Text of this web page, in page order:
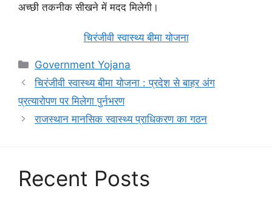
अच्छी तकनीक सीखने में मदद मिलेगी।
चिरंजीवी स्वास्थ्य बीमा योजना
Categories
Government Yojana
चिरंजीवी स्वास्थ्य बीमा योजना : प्रदेश से बाहर अंग
प्रत्यारोपण पर मिलेगा पुर्नभरण
राजस्थान मानसिक स्वास्थ्य प्राधिकरण का गठन
Recent Posts